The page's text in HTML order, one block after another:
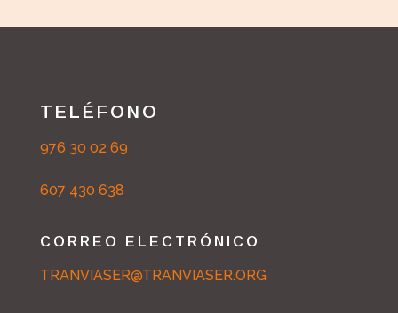
TELÉFONO
976 30 02 69
607 430 638
CORREO ELECTRÓNICO
TRANVIASER@TRANVIASER.ORG